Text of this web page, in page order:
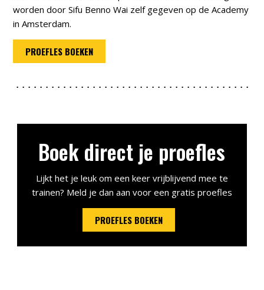
worden door Sifu Benno Wai zelf gegeven op de Academy
in Amsterdam.
PROEFLES BOEKEN
Boek direct je proefles
Lijkt het je leuk om een keer vrijblijvend mee te
trainen? Meld je dan aan voor een gratis proefles
PROEFLES BOEKEN